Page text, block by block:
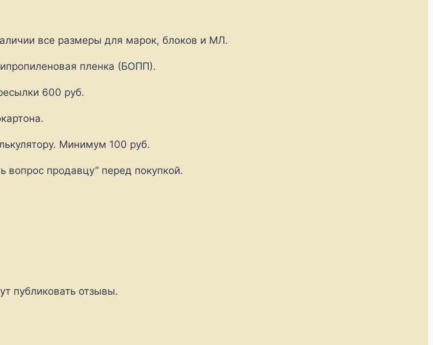
все размеры для марок, блоков и МЛ.
пленка (БОПП).
600 руб.
Минимум 100 руб.
вопрос продавцу” перед покупкой.
публиковать отзывы.